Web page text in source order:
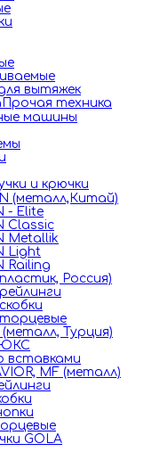
вытяжек
Прочая техника
машины
и крючки
(металл,Китай)
- Elite
Classic
Metallik
Light
Railing
Россия)
(металл, Турция)
вставками
MF (металл)
GOLA